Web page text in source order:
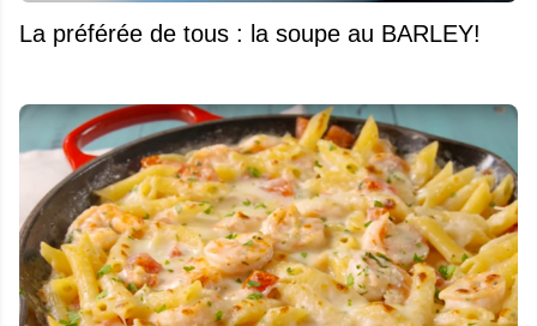
La préférée de tous : la soupe au BARLEY!